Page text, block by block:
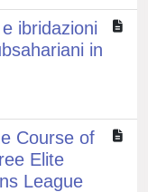
ibridazioni
in
Course of
Elite
League